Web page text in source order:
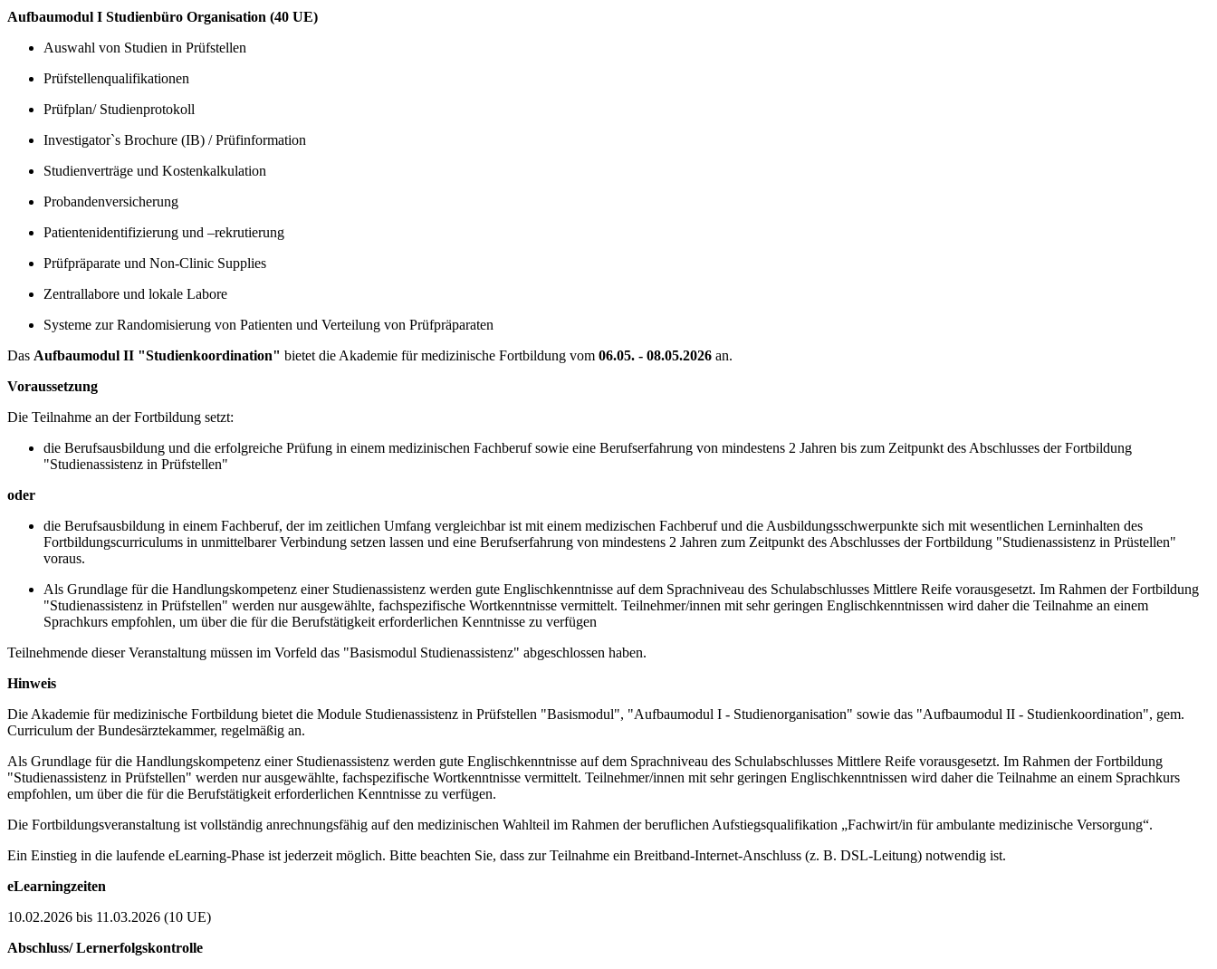
Aufbaumodul I Studienbüro Organisation (40 UE)
Auswahl von Studien in Prüfstellen
Prüfstellenqualifikationen
Prüfplan/ Studienprotokoll
Investigator`s Brochure (IB) / Prüfinformation
Studienverträge und Kostenkalkulation
Probandenversicherung
Patientenidentifizierung und –rekrutierung
Prüfpräparate und Non-Clinic Supplies
Zentrallabore und lokale Labore
Systeme zur Randomisierung von Patienten und Verteilung von Prüfpräparaten
Das Aufbaumodul II "Studienkoordination" bietet die Akademie für medizinische Fortbildung vom 06.05. - 08.05.2026 an.
Voraussetzung
Die Teilnahme an der Fortbildung setzt:
die Berufsausbildung und die erfolgreiche Prüfung in einem medizinischen Fachberuf sowie eine Berufserfahrung von mindestens 2 Jahren bis zum Zeitpunkt des Abschlusses der Fortbildung
"Studienassistenz in Prüfstellen"
oder
die Berufsausbildung in einem Fachberuf, der im zeitlichen Umfang vergleichbar ist mit einem medizischen Fachberuf und die Ausbildungsschwerpunkte sich mit wesentlichen Lerninhalten des
Fortbildungscurriculums in unmittelbarer Verbindung setzen lassen und eine Berufserfahrung von mindestens 2 Jahren zum Zeitpunkt des Abschlusses der Fortbildung "Studienassistenz in Prüstellen"
voraus.
Als Grundlage für die Handlungskompetenz einer Studienassistenz werden gute Englischkenntnisse auf dem Sprachniveau des Schulabschlusses Mittlere Reife vorausgesetzt. Im Rahmen der Fortbildung
"Studienassistenz in Prüfstellen" werden nur ausgewählte, fachspezifische Wortkenntnisse vermittelt. Teilnehmer/innen mit sehr geringen Englischkenntnissen wird daher die Teilnahme an einem
Sprachkurs empfohlen, um über die für die Berufstätigkeit erforderlichen Kenntnisse zu verfügen
Teilnehmende dieser Veranstaltung müssen im Vorfeld das "Basismodul Studienassistenz" abgeschlossen haben.
Hinweis
Die Akademie für medizinische Fortbildung bietet die Module Studienassistenz in Prüfstellen "Basismodul", "Aufbaumodul I - Studienorganisation" sowie das "Aufbaumodul II - Studienkoordination", gem.
Curriculum der Bundesärztekammer, regelmäßig an.
Als Grundlage für die Handlungskompetenz einer Studienassistenz werden gute Englischkenntnisse auf dem Sprachniveau des Schulabschlusses Mittlere Reife vorausgesetzt. Im Rahmen der Fortbildung
"Studienassistenz in Prüfstellen" werden nur ausgewählte, fachspezifische Wortkenntnisse vermittelt. Teilnehmer/innen mit sehr geringen Englischkenntnissen wird daher die Teilnahme an einem Sprachkurs
empfohlen, um über die für die Berufstätigkeit erforderlichen Kenntnisse zu verfügen.
Die Fortbildungsveranstaltung ist vollständig anrechnungsfähig auf den medizinischen Wahlteil im Rahmen der beruflichen Aufstiegsqualifikation „Fachwirt/in für ambulante medizinische Versorgung“.
Ein Einstieg in die laufende eLearning-Phase ist jederzeit möglich. Bitte beachten Sie, dass zur Teilnahme ein Breitband-Internet-Anschluss (z. B. DSL-Leitung) notwendig ist.
eLearningzeiten
10.02.2026 bis 11.03.2026 (10 UE)
Abschluss/ Lernerfolgskontrolle